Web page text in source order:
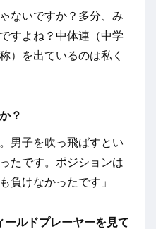
ないですか？多分、み
すよね？中体連（中学
）を出ているのは私く
？
男子を吹っ飛ばすとい
たです。ポジションは
負けなかったです」
ルドプレーヤーを見て